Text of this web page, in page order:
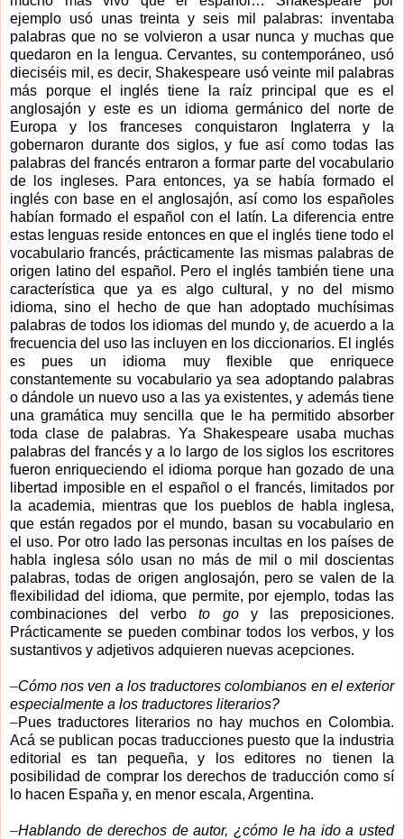
ejemplo usó unas treinta y seis mil palabras: inventaba
palabras que no se volvieron a usar nunca y muchas que
quedaron en la lengua. Cervantes, su contemporáneo, usó
dieciséis mil, es decir, Shakespeare usó veinte mil palabras
más porque el inglés tiene la raíz principal que es el
anglosajón y este es un idioma germánico del norte de
Europa y los franceses conquistaron Inglaterra y la
gobernaron durante dos siglos, y fue así como todas las
palabras del francés entraron a formar parte del vocabulario
de los ingleses. Para entonces, ya se había formado el
inglés con base en el anglosajón, así como los españoles
habían formado el español con el latín. La diferencia entre
estas lenguas reside entonces en que el inglés tiene todo el
vocabulario francés, prácticamente las mismas palabras de
origen latino del español. Pero el inglés también tiene una
característica que ya es algo cultural, y no del mismo
idioma, sino el hecho de que han adoptado muchísimas
palabras de todos los idiomas del mundo y, de acuerdo a la
frecuencia del uso las incluyen en los diccionarios. El inglés
es pues un idioma muy flexible que enriquece
constantemente su vocabulario ya sea adoptando palabras
o dándole un nuevo uso a las ya existentes, y además tiene
una gramática muy sencilla que le ha permitido absorber
toda clase de palabras. Ya Shakespeare usaba muchas
palabras del francés y a lo largo de los siglos los escritores
fueron enriqueciendo el idioma porque han gozado de una
libertad imposible en el español o el francés, limitados por
la academia, mientras que los pueblos de habla inglesa,
que están regados por el mundo, basan su vocabulario en
el uso. Por otro lado las personas incultas en los países de
habla inglesa sólo usan no más de mil o mil doscientas
palabras, todas de origen anglosajón, pero se valen de la
flexibilidad del idioma, que permite, por ejemplo, todas las
combinaciones del verboto go y las preposiciones.
Prácticamente se pueden combinar todos los verbos, y los
sustantivos y adjetivos adquieren nuevas acepciones.
–Cómo nos ven a los traductores colombianos en el exterior
especialmente a los traductores literarios?
–Pues traductores literarios no hay muchos en Colombia.
Acá se publican pocas traducciones puesto que la industria
editorial es tan pequeña, y los editores no tienen la
posibilidad de comprar los derechos de traducción como sí
lo hacen España y, en menor escala, Argentina.
–Hablando de derechos de autor, ¿cómo le ha ido a usted